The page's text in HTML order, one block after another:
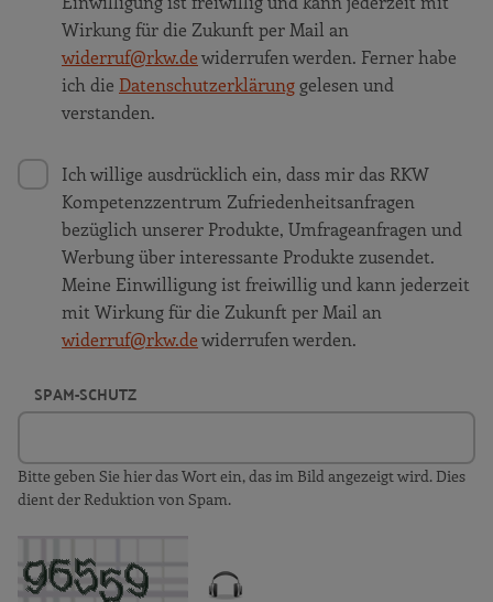
Wirkung für die Zukunft per Mail an
widerruf@rkw.dewiderrufen werden. Ferner habe
ich die Datenschutzerklärunggelesen und
verstanden.
Ich willige ausdrücklich ein, dass mir das RKW
Kompetenzzentrum Zufriedenheitsanfragen
bezüglich unserer Produkte, Umfrageanfragen und
Werbung über interessante Produkte zusendet.
Meine Einwilligung ist freiwillig und kann jederzeit
mit Wirkung für die Zukunft per Mail an
widerruf@rkw.dewiderrufen werden.
SPAM-SCHUTZ
Bitte geben Sie hier das Wort ein, das im Bild angezeigt wird. Dies
dient der Reduktion von Spam.